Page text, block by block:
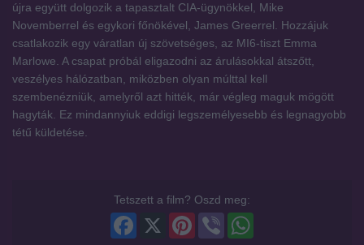
újra együtt dolgozik a tapasztalt CIA-ügynökkel, Mike
Novemberrel és egykori főnökével, James Greerrel. Hozzájuk
csatlakozik egy váratlan új szövetséges, az MI6-tiszt Emma
Marlowe. A csapat próbál eligazodni az árulásokkal átszőtt,
veszélyes hálózatban, miközben olyan múlttal kell
szembenézniük, amelyről azt hitték, már végleg maguk mögött
hagyták. Ez mindannyiuk eddigi legszemélyesebb és legnagyobb
tétű küldetése.
Tetszett a film? Oszd meg:
Viber
Pinterest
Facebook